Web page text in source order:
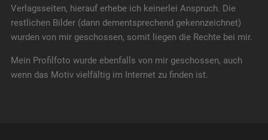
Verlagsseiten, hierauf erhebe ich keinerlei Anspruch. Die
restlichen Bilder (dann dementsprechend gekennzeichnet)
wurden von mir geschossen, somit liegen die Rechte bei mir.
Mein Profilfoto wurde ebenfalls von mir geschossen, auch
wenn das Motiv vielfältig im Internet zu finden ist.